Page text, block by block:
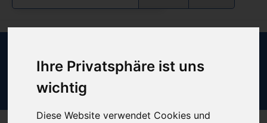
Ihre Privatsphäre ist uns
wichtig
Diese Website verwendet Cookies und
Inway Suprapubischer Verweilkat SEC
40cm 10ml CH16